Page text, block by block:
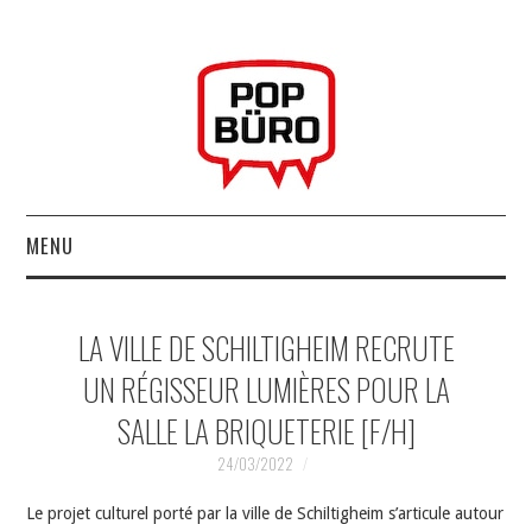
MENU
MUSIQUESACTUELLES.NET
GABBA GABBA HEY !
LA VILLE DE SCHILTIGHEIM RECRUTE
UN RÉGISSEUR LUMIÈRES POUR LA
SALLE LA BRIQUETERIE [F/H]
24/03/2022
Le projet culturel porté par la ville de Schiltigheim s’articule autour